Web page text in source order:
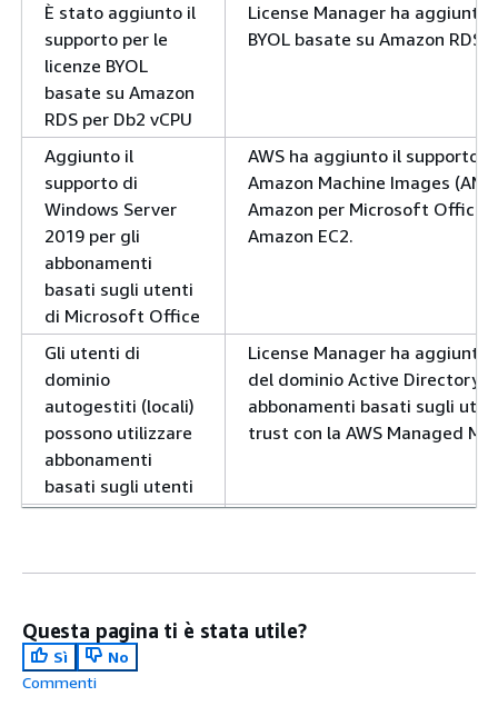
È stato aggiunto il
supporto per le
licenze BYOL
basate su Amazon
RDS per Db2 vCPU
License Manager ha aggiunto
BYOL basate su Amazon RDS
Aggiunto il
supporto di
Windows Server
2019 per gli
abbonamenti
basati sugli utenti
di Microsoft Office
AWS ha aggiunto il supporto
Amazon Machine Images
Amazon per Microsoft Office
Amazon EC2.
Gli utenti di
dominio
autogestiti (locali)
possono utilizzare
abbonamenti
basati sugli utenti
License Manager ha
del dominio Active Directory
abbonamenti basati sugli
trust con la AWS Managed
abbonamenti
licenza per aggiungere un
Sostituisci le
sovvenzioni attive
License Manager ha
Questa pagina ti è stata utile?
Sì
No
Commenti